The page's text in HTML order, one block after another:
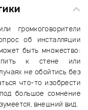
громкоговорители
об инсталляции
быть множество:
к стене или
не обойтись без
что-то изобрести
большое сомнение
внешний вид.